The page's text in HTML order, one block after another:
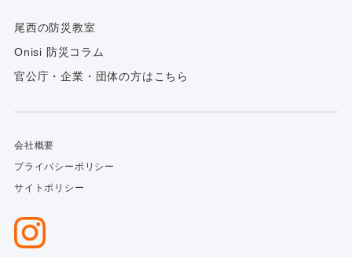
尾西の防災教室
Onisi 防災コラム
官公庁・企業・団体の方はこちら
会社概要
プライバシーポリシー
サイトポリシー